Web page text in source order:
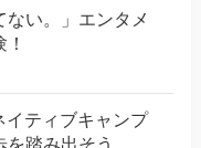
ない。」エンタメ
イティブキャンプ
踏み出そう